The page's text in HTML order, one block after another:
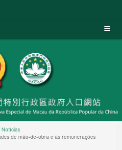
Notícias
de mão-de-obra e às remunerações